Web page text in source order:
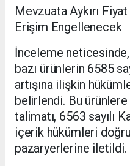
Mevzuata Aykırı
Erişim Engellenecek
İnceleme
bazı ürünlerin 6585
artışına ilişkin
belirlendi. Bu
talimatı, 6563 sayılı
içerik hükümleri
pazaryerlerine iletildi.